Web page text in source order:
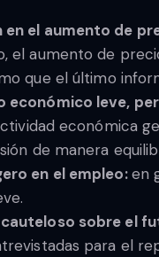
en el aumento de
el aumento de
que el último
económico leve,
económica
de manera
en el empleo:en
sobre el
para el